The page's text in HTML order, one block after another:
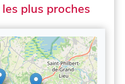
plus proches